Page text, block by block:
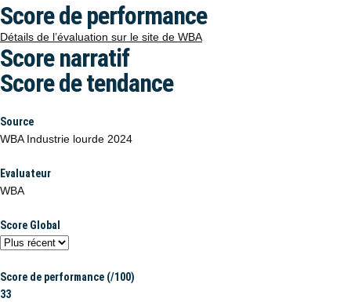
Score de performance
Détails de l’évaluation sur le site de WBA
Score narratif
Score de tendance
Source
WBA Industrie lourde 2024
Evaluateur
WBA
Score Global
Score de performance (/100)
33